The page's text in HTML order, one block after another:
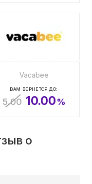
Vacabee
ВАМ ВЕРНЕТСЯ ДО:
5.00 10.00%
о